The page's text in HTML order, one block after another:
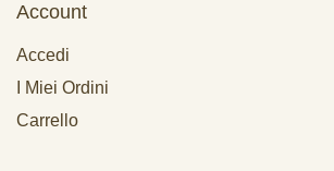
Account
Accedi
I Miei Ordini
Carrello